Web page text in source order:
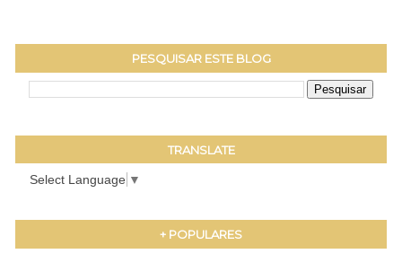
PESQUISAR ESTE BLOG
TRANSLATE
Select Language ▼
+ POPULARES